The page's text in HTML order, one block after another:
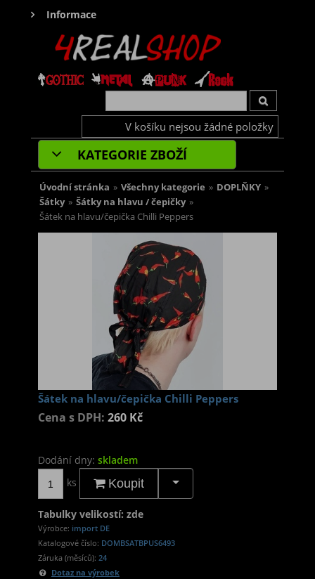
Informace
V košíku nejsou žádné položky
KATEGORIE ZBOŽÍ
Úvodní stránka » Všechny kategorie » DOPLŇKY »
Šátky » Šátky na hlavu / čepičky »
Šátek na hlavu/čepička Chilli Peppers
Šátek na hlavu/čepička Chilli Peppers
Cena s DPH: 260 Kč
Dodání dny: skladem
ks
Koupit
Tabulky velikostí: zde
Výrobce: import DE
Katalogové číslo: DOMBSATBPUS6493
Záruka (měsíců): 24
Dotaz na výrobek